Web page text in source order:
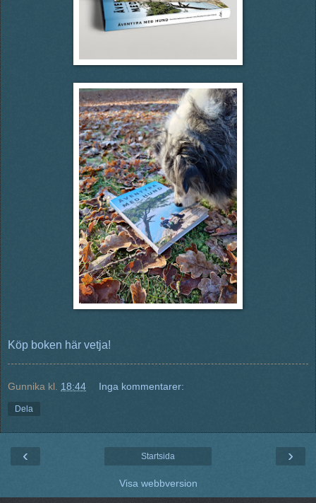
Köp boken här vetja!
Gunnika kl. 18:44 Inga kommentarer:
Dela
‹ ›
Startsida
Visa webbversion